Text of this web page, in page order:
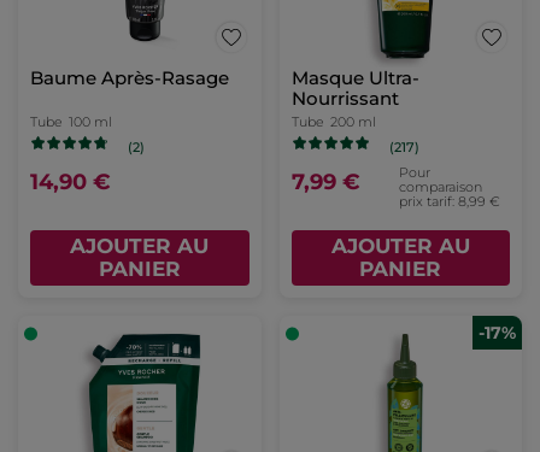
Baume Après-Rasage
Tube 100 ml
(2)
14,90 €
AJOUTER AU
PANIER
Masque Ultra-
Nourrissant
Tube 200 ml
(217)
7,99 €
Pour
comparaison
prix tarif: 8,99 €
AJOUTER AU
PANIER
-17%